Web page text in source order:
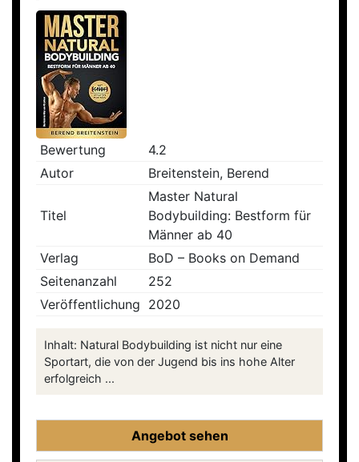
Bewertung
4.2
Autor
Breitenstein, Berend
Titel
Master Natural
Bodybuilding: Bestform für
Männer ab 40
Verlag
BoD – Books on Demand
Seitenanzahl
252
Veröffentlichung 2020
Inhalt: Natural Bodybuilding ist nicht nur eine
Sportart, die von der Jugend bis ins hohe Alter
erfolgreich ...
Angebot sehen